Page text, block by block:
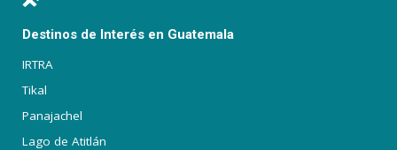
Destinos de Interés en Guatemala
IRTRA
Tikal
Panajachel
Lago de Atitlán